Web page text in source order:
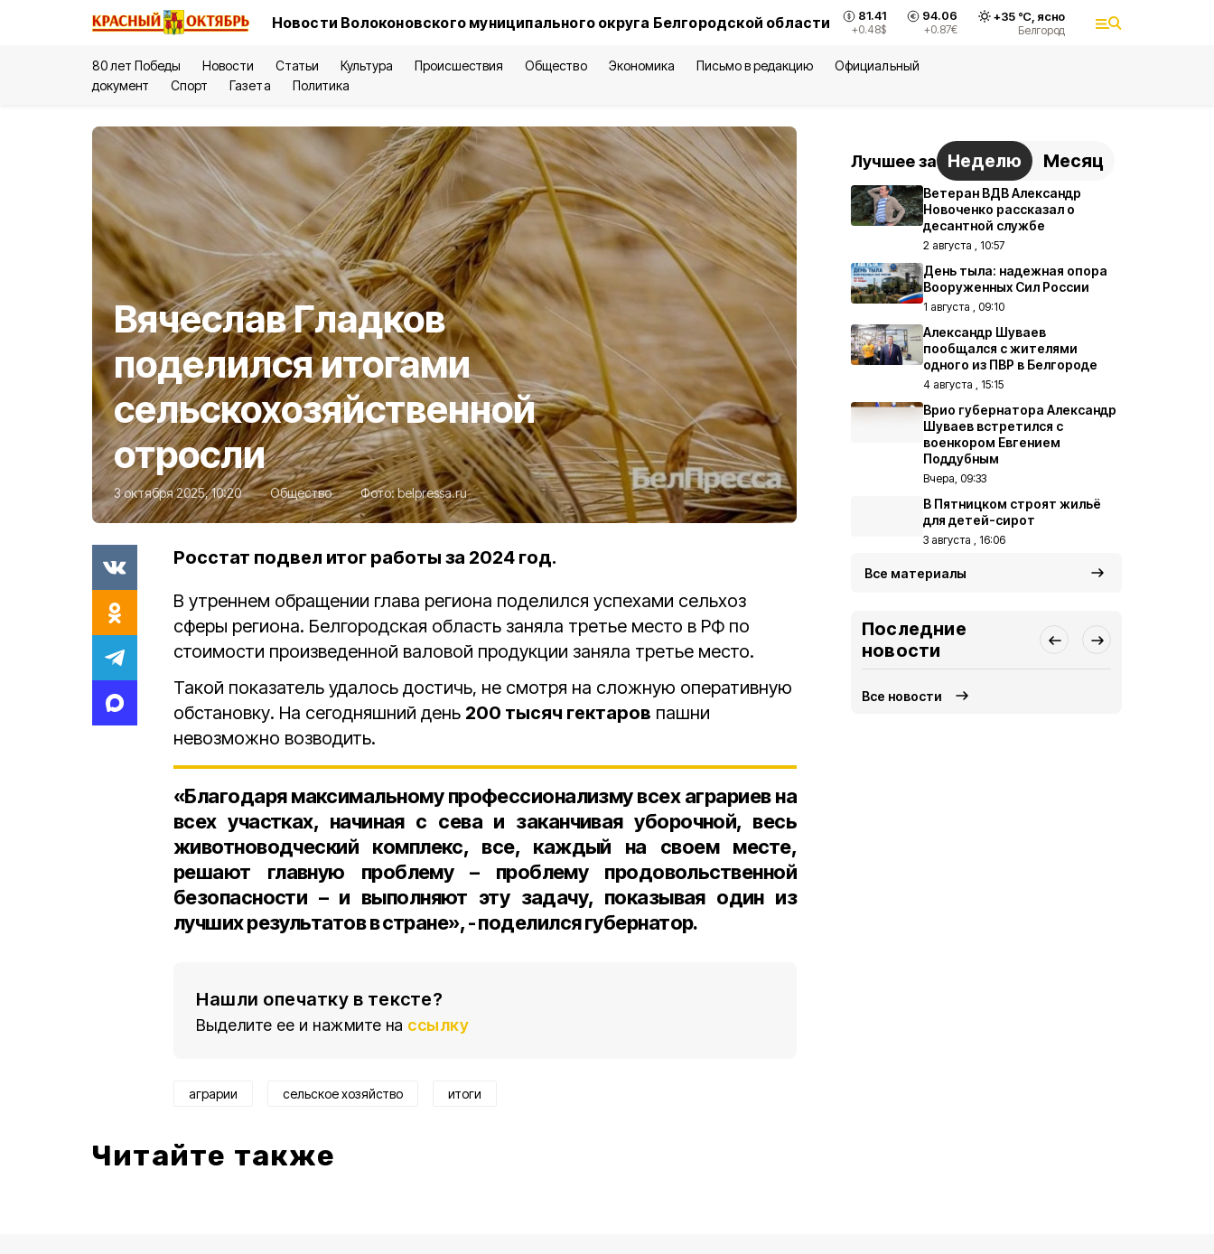
Новости Волоконовского муниципального округа Белгородской области 81.41
+0.48$
94.06
+0.87€
+35°С, ясно
Белгород
80 лет Победы Новости Статьи Культура Происшествия Общество Экономика Письмо в редакцию
Официальный
документ
Спорт Газета Политика
Вячеслав Гладков
поделился итогами
сельскохозяйственной
отросли
3 октября 2025, 10:20 Общество Фото:belpressa.ru
Росстат подвел итог работы за 2024 год.
В утреннем обращении глава региона поделился успехами сельхоз
сферы региона. Белгородская область заняла третье место в РФ по
стоимости произведенной валовой продукции заняла третье место.
Такой показатель удалось достичь, не смотря на сложную оперативную
обстановку. На сегодняшний день 200 тысяч гектаров пашни
невозможно возводить.
«Благодаря максимальному профессионализму всех аграриев на
всех участках, начиная с сева и заканчивая уборочной, весь
животноводческий комплекс, все, каждый на своем месте,
решают главную проблему – проблему продовольственной
безопасности – и выполняют эту задачу, показывая один из
лучших результатов в стране», - поделился губернатор.
Нашли опечатку в тексте?
Выделите ее и нажмите на ссылку
аграрии сельское хозяйство итоги
Читайте также
Лучшее за Неделю Месяц
Ветеран ВДВ Александр
Новоченко рассказал о
десантной службе
2 августа , 10:57
День тыла: надежная опора
Вооруженных Сил России
1 августа , 09:10
Александр Шуваев
пообщался с жителями
одного из ПВР в Белгороде
4 августа , 15:15
Врио губернатора Александр
Шуваев встретился с
военкором Евгением
Поддубным
Вчера, 09:33
В Пятницком строят жильё
для детей-сирот
3 августа , 16:06
Все материалы
Последние
новости
Все новости